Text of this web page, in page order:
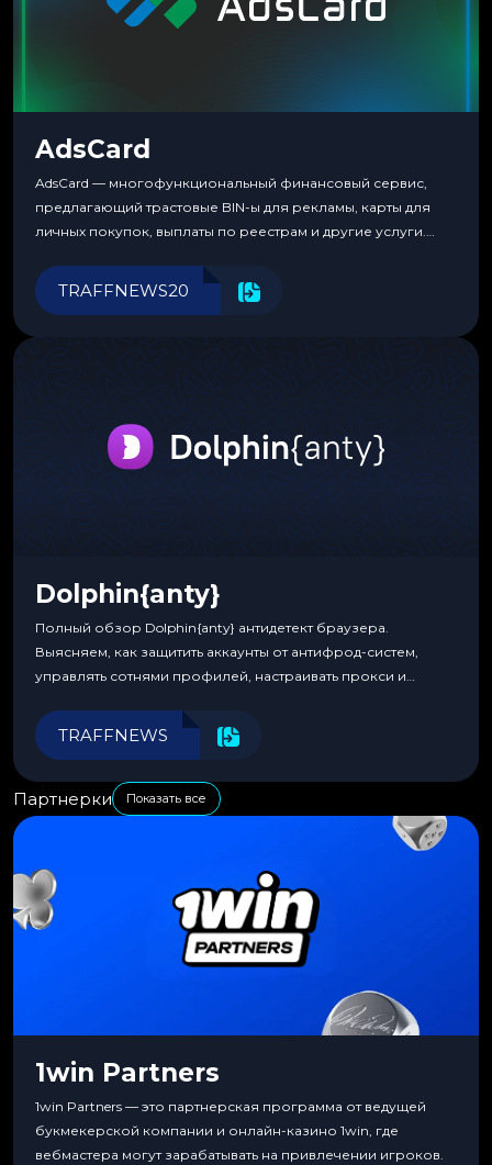
AdsCard
AdsCard — многофункциональный финансовый сервис,
предлагающий трастовые BIN-ы для рекламы, карты для
личных покупок, выплаты по реестрам и другие услуги.
инструменты для управления финансами.
TRAFFNEWS20
Dolphin{anty}
Полный обзор Dolphin{anty} антидетект браузера.
Выясняем, как защитить аккаунты от антифрод-систем,
управлять сотнями профилей, настраивать прокси и
эффективности.
TRAFFNEWS
Партнерки Показать все
1win Partners
1win Partners — это партнерская программа от ведущей
букмекерской компании и онлайн-казино 1win, где
вебмастера могут зарабатывать на привлечении игроков.